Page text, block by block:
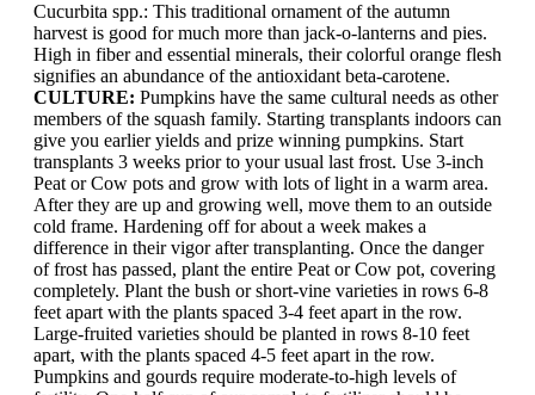
Cucurbita spp.: This traditional ornament of the autumn
harvest is good for much more than jack-o-lanterns and pies.
High in fiber and essential minerals, their colorful orange flesh
signifies an abundance of the antioxidant beta-carotene.
CULTURE: Pumpkins have the same cultural needs as other
members of the squash family. Starting transplants indoors can
give you earlier yields and prize winning pumpkins. Start
transplants 3 weeks prior to your usual last frost. Use 3-inch
Peat or Cow pots and grow with lots of light in a warm area.
After they are up and growing well, move them to an outside
cold frame. Hardening off for about a week makes a
difference in their vigor after transplanting. Once the danger
of frost has passed, plant the entire Peat or Cow pot, covering
completely. Plant the bush or short-vine varieties in rows 6-8
feet apart with the plants spaced 3-4 feet apart in the row.
Large-fruited varieties should be planted in rows 8-10 feet
apart, with the plants spaced 4-5 feet apart in the row.
Pumpkins and gourds require moderate-to-high levels of